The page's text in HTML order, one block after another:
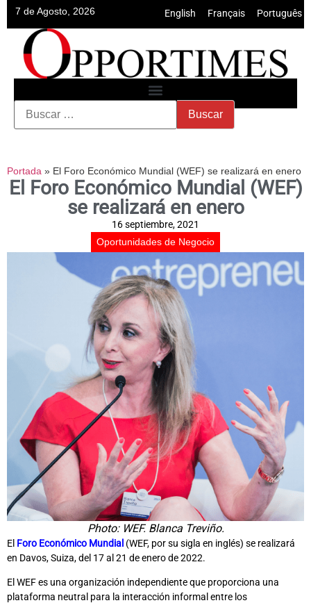
7 de Agosto, 2026 English Français Português
Portada » El Foro Económico Mundial (WEF) se realizará en enero
El Foro Económico Mundial (WEF)
se realizará en enero
16 septiembre, 2021
Oportunidades de Negocio
Photo: WEF. Blanca Treviño.
El Foro Económico Mundial (WEF, por su sigla en inglés) se realizará
en Davos, Suiza, del 17 al 21 de enero de 2022.
El WEF es una organización independiente que proporciona una
plataforma neutral para la interacción informal entre los